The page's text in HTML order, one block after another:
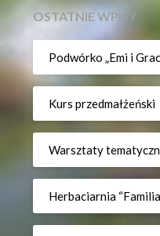
OSTATNIE WPISY
Podwórko „Emi i
Kurs przedmałżeński
Warsztaty
Herbaciarnia